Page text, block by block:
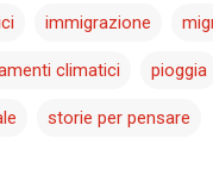
immigrazione
climatici pioggia
storie per pensare